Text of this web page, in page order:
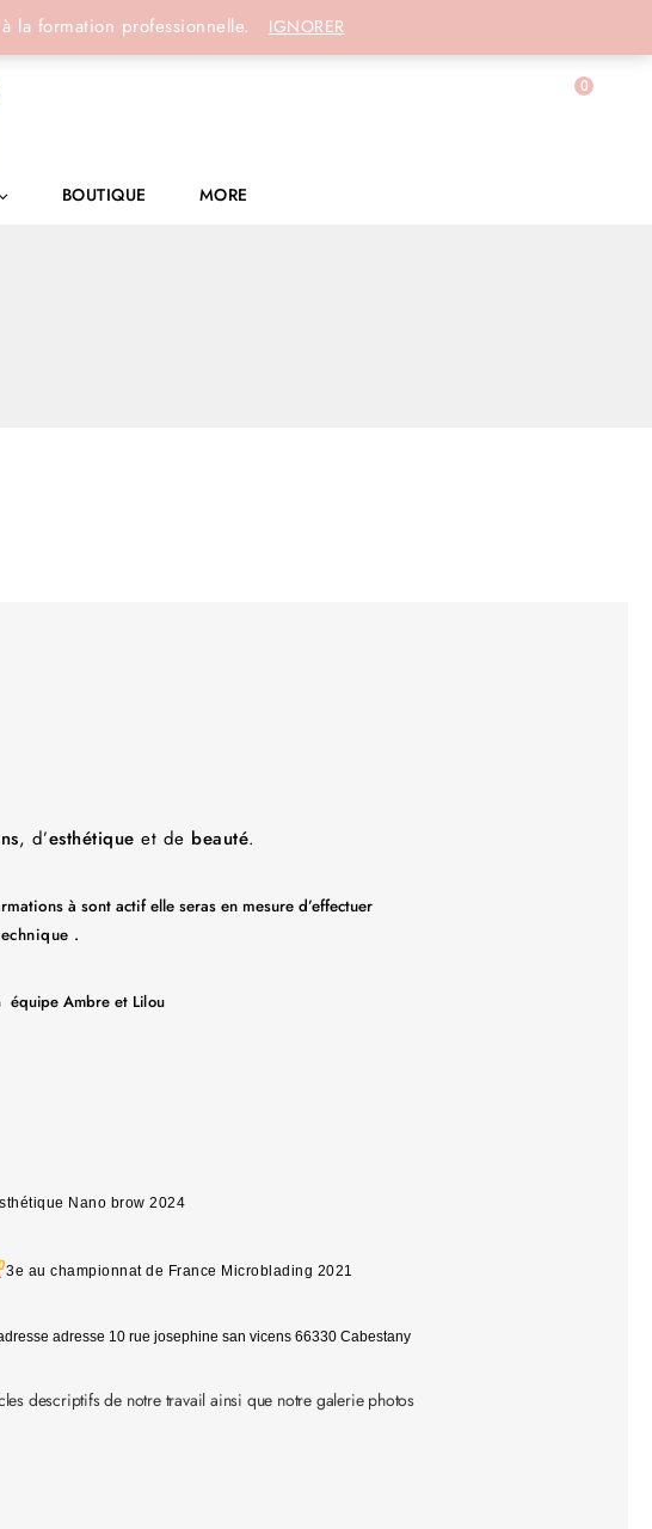
la formation professionnelle. IGNORER
0
BOUTIQUE MORE
, d’esthétique et de beauté.
à sont actif elle seras en mesure d’effectuer
.
équipe Ambre et Lilou
Nano brow 2024
3e au championnat de France Microblading 2021
adresse 10 rue josephine san vicens 66330 Cabestany
descriptifs de notre travail ainsi que notre galerie photos